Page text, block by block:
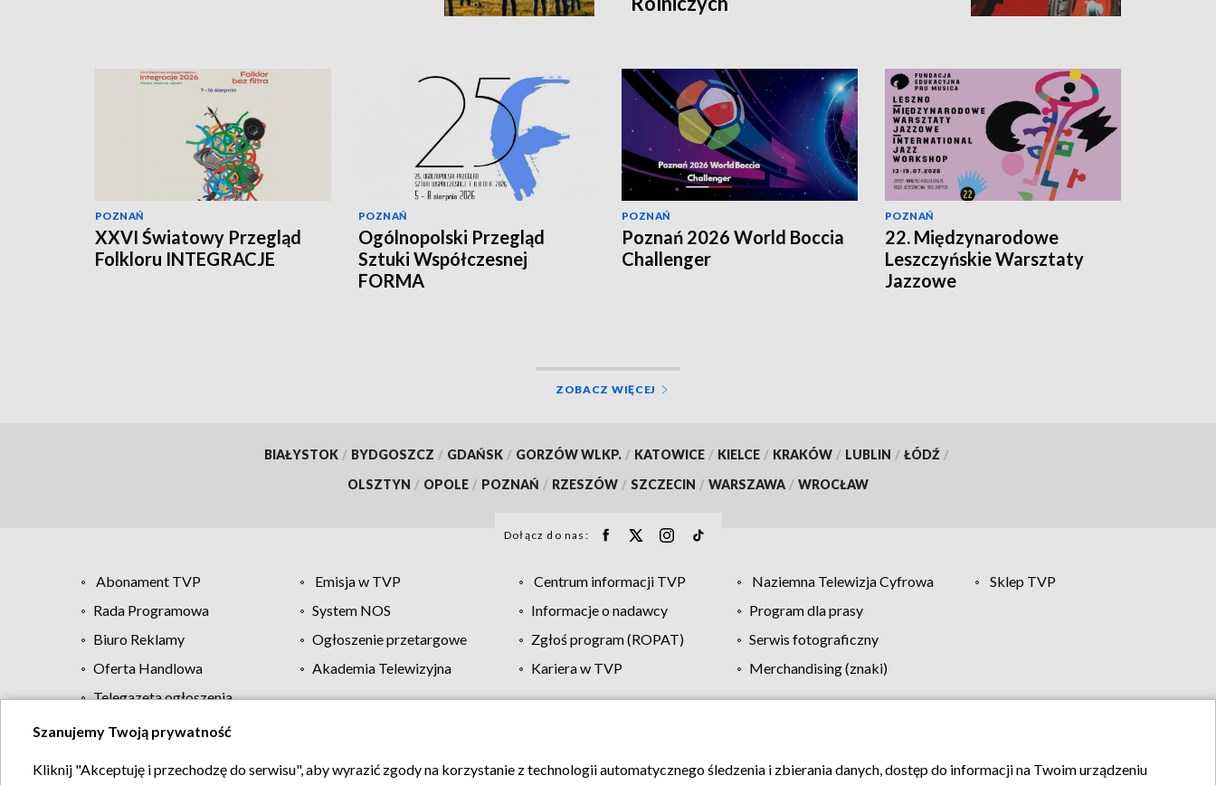
POZNAŃ
XXVI Światowy Przegląd
Folkloru INTEGRACJE
POZNAŃ
Ogólnopolski Przegląd
Sztuki Współczesnej
FORMA
POZNAŃ
Poznań 2026 World Boccia
Challenger
POZNAŃ
22. Międzynarodowe
Leszczyńskie Warsztaty
Jazzowe
ZOBACZ WIĘCEJ
BIAŁYSTOK / BYDGOSZCZ / GDAŃSK / GORZÓW WLKP. / KATOWICE / KIELCE / KRAKÓW / LUBLIN / ŁÓDŹ /
OLSZTYN / OPOLE / POZNAŃ / RZESZÓW / SZCZECIN / WARSZAWA / WROCŁAW
Dołącz do nas:
Abonament TVP Emisja w TVP Centrum informacji TVP Naziemna Telewizja Cyfrowa
Sklep TVP
Rada Programowa
System NOS Informacje o nadawcy
Program dla prasy
Biuro Reklamy
Ogłoszenie przetargowe Zgłoś program (ROPAT)
Serwis fotograficzny
Oferta Handlowa
Akademia Telewizyjna Kariera w TVP
Merchandising (znaki)
Telegazeta ogłoszenia
Regulamin TVP Polityka prywatności Moje zgody Pomoc Biuro reklamy Kontakt
Szanujemy Twoją prywatność
Kliknij "Akceptuję i przechodzę do serwisu", aby wyrazić zgody na korzystanie z technologii automatycznego śledzenia i zbierania danych, dostęp do informacji na Twoim urządzeniu